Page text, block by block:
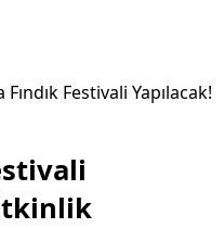
Festivali Yapılacak!